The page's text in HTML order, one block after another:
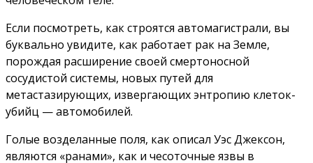
Если посмотреть, как строятся автомагистрали, вы
буквально увидите, как работает рак на Земле,
порождая расширение своей смертоносной
сосудистой системы, новых путей для
метастазирующих, извергающих энтропию клеток-
убийц — автомобилей.
Голые возделанные поля, как описал Уэс Джексон,
являются «ранами», как и чесоточные язвы в